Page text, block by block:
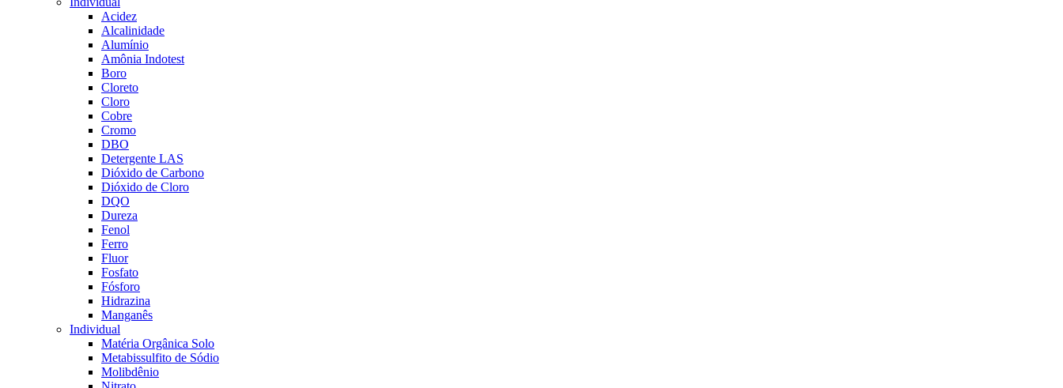
Acidez
Alcalinidade
Alumínio
Amônia Indotest
Boro
Cloreto
Cloro
Cobre
Cromo
DBO
Detergente LAS
Dióxido de Carbono
Dióxido de Cloro
DQO
Dureza
Fenol
Ferro
Fluor
Fosfato
Fósforo
Hidrazina
Manganês
Individual
Matéria Orgânica Solo
Metabissulfito de Sódio
Molibdênio